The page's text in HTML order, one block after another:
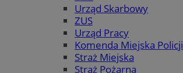
Urząd Skarbowy
ZUS
Urząd Pracy
Komenda Miejska Policji
Straż Miejska
Straż Pożarna